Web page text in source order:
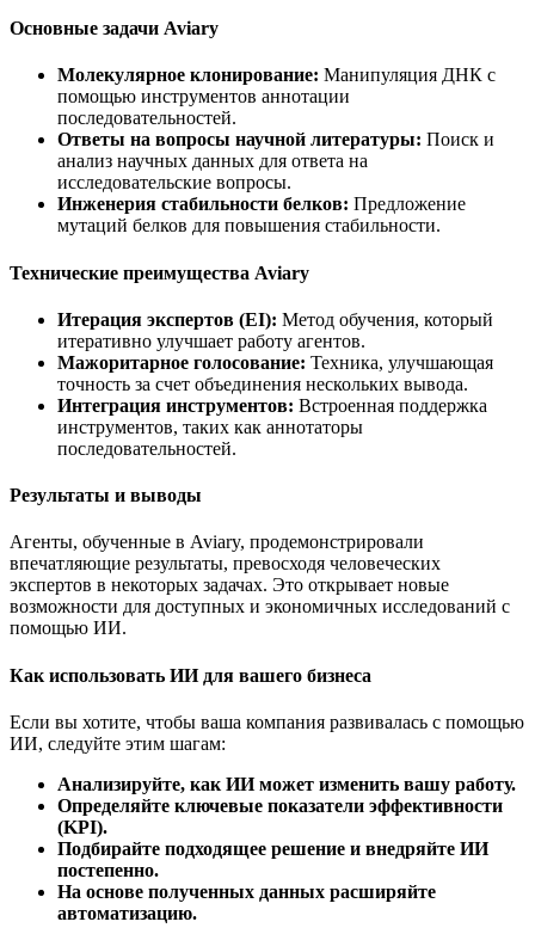
Основные задачи Aviary
Молекулярное клонирование: Манипуляция ДНК с
помощью инструментов аннотации
последовательностей.
Ответы на вопросы научной литературы: Поиск и
анализ научных данных для ответа на
исследовательские вопросы.
Инженерия стабильности белков: Предложение
мутаций белков для повышения стабильности.
Технические преимущества Aviary
Итерация экспертов (EI): Метод обучения, который
итеративно улучшает работу агентов.
Мажоритарное голосование: Техника, улучшающая
точность за счет объединения нескольких вывода.
Интеграция инструментов: Встроенная поддержка
инструментов, таких как аннотаторы
последовательностей.
Результаты и выводы
Агенты, обученные в Aviary, продемонстрировали
впечатляющие результаты, превосходя человеческих
экспертов в некоторых задачах. Это открывает новые
возможности для доступных и экономичных исследований с
помощью ИИ.
Как использовать ИИ для вашего бизнеса
Если вы хотите, чтобы ваша компания развивалась с помощью
ИИ, следуйте этим шагам:
Анализируйте, как ИИ может изменить вашу работу.
Определяйте ключевые показатели эффективности
(KPI).
Подбирайте подходящее решение и внедряйте ИИ
постепенно.
На основе полученных данных расширяйте
автоматизацию.